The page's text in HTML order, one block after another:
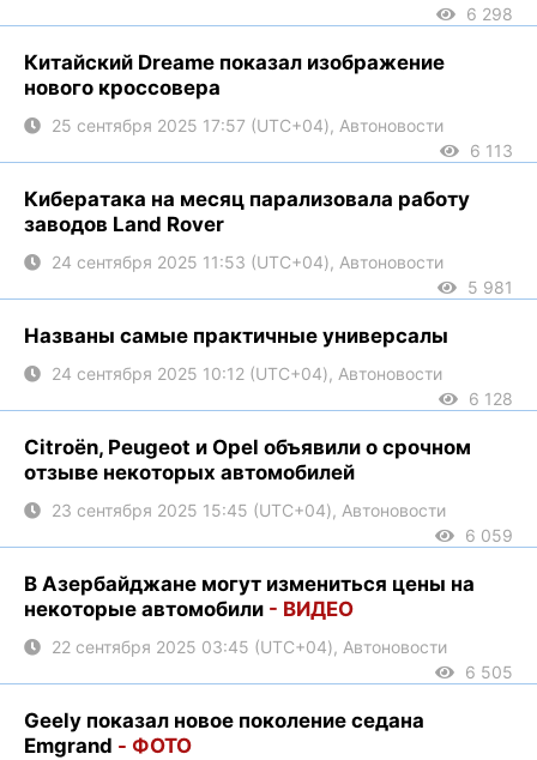
6 298
Китайский Dreame показал изображение
нового кроссовера
25 сентября 2025 17:57 (UTC+04), Автоновости
6 113
Кибератака на месяц парализовала работу
заводов Land Rover
24 сентября 2025 11:53 (UTC+04), Автоновости
5 981
Названы самые практичные универсалы
24 сентября 2025 10:12 (UTC+04), Автоновости
6 128
Citroën, Peugeot и Opel объявили о срочном
отзыве некоторых автомобилей
23 сентября 2025 15:45 (UTC+04), Автоновости
6 059
В Азербайджане могут измениться цены на
некоторые автомобили - ВИДЕО
22 сентября 2025 03:45 (UTC+04), Автоновости
6 505
Geely показал новое поколение седана
Emgrand - ФОТО